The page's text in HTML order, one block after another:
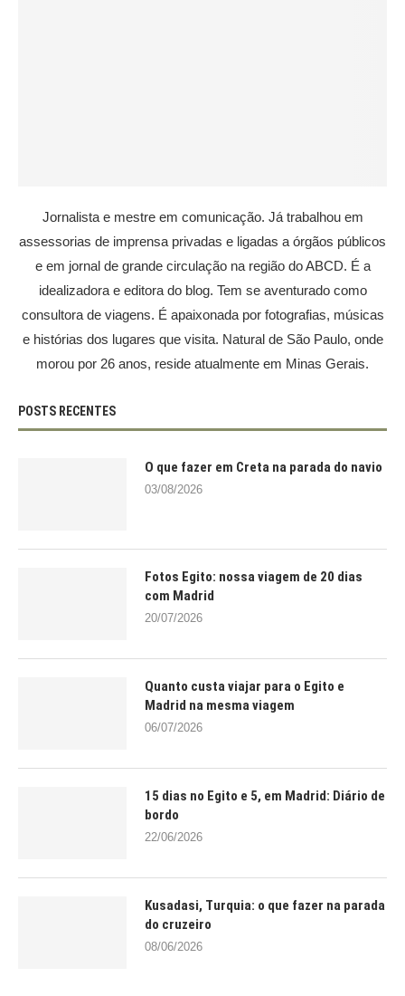
Jornalista e mestre em comunicação. Já trabalhou em
assessorias de imprensa privadas e ligadas a órgãos públicos
e em jornal de grande circulação na região do ABCD. É a
idealizadora e editora do blog. Tem se aventurado como
consultora de viagens. É apaixonada por fotografias, músicas
e histórias dos lugares que visita. Natural de São Paulo, onde
morou por 26 anos, reside atualmente em Minas Gerais.
POSTS RECENTES
O que fazer em Creta na parada do navio
03/08/2026
Fotos Egito: nossa viagem de 20 dias
com Madrid
20/07/2026
Quanto custa viajar para o Egito e
Madrid na mesma viagem
06/07/2026
15 dias no Egito e 5, em Madrid: Diário de
bordo
22/06/2026
Kusadasi, Turquia: o que fazer na parada
do cruzeiro
08/06/2026